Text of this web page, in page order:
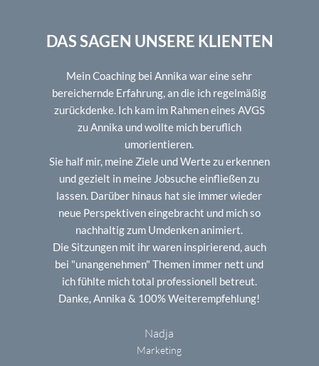
DAS SAGEN UNSERE KLIENTEN
Nadja
Marketing
Mein Coaching bei Annika war eine sehr
bereichernde Erfahrung, an die ich regelmäßig
zurückdenke. Ich kam im Rahmen eines AVGS
zu Annika und wollte mich beruflich
umorientieren.
Sie half mir, meine Ziele und Werte zu erkennen
und gezielt in meine Jobsuche einfließen zu
lassen. Darüber hinaus hat sie immer wieder
neue Perspektiven eingebracht und mich so
nachhaltig zum Umdenken animiert.
Die Sitzungen mit ihr waren inspirierend, auch
bei "unangenehmen" Themen immer nett und
ich fühlte mich total professionell betreut.
Danke, Annika & 100% Weiterempfehlung!